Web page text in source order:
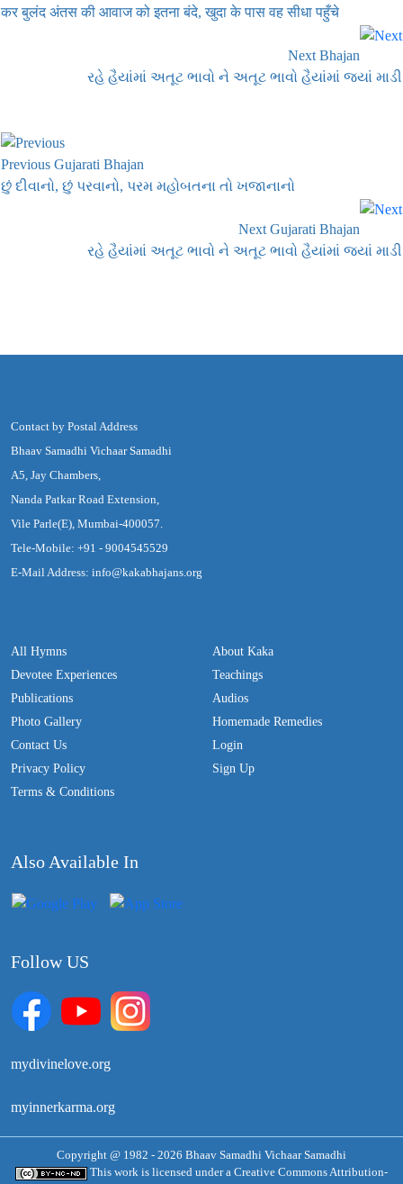
कर बुलंद अंतस की आवाज को इतना बंदे, खुदा के पास वह सीधा पहुँचे
Next Bhajan
રહે હૈયાંમાં અતૂટ ભાવો ને અતૂટ ભાવો હૈયાંમાં જ્યાં માડી
Previous Gujarati Bhajan
છું દીવાનો, છું પરવાનો, પરમ મહોબતના તો ખજાનાનો
Next Gujarati Bhajan
રહે હૈયાંમાં અતૂટ ભાવો ને અતૂટ ભાવો હૈયાંમાં જ્યાં માડી
Contact by Postal Address
Bhaav Samadhi Vichaar Samadhi
A5, Jay Chambers,
Nanda Patkar Road Extension,
Vile Parle(E), Mumbai-400057.
Tele-Mobile: +91 - 9004545529
E-Mail Address: info@kakabhajans.org
All Hymns
Devotee Experiences
Publications
Photo Gallery
Contact Us
Privacy Policy
Terms & Conditions
About Kaka
Teachings
Audios
Homemade Remedies
Login
Sign Up
Also Available In
Follow US
mydivinelove.org
myinnerkarma.org
Copyright @ 1982 - 2026 Bhaav Samadhi Vichaar Samadhi
This work is licensed under a Creative Commons Attribution-